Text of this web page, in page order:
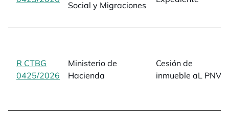
Social y Migraciones
R CTBG
0425/2026 opens in a new tab
Ministerio de
Hacienda
Cesión de
inmueble aL PNV